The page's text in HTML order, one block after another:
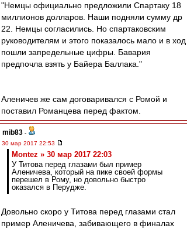
"Немцы официально предложили Спартаку 18
миллионов долларов. Наши подняли сумму др
22. Немцы согласились. Но спартаковским
руководителям и этого показалось мало и в ход
пошли запредельные цифры. Бавария
предпочла взять у Байера Баллака."
Аленичев же сам договаривался с Ромой и
поставил Романцева перед фактом.
mib83 -
30 мар 2017 22:53
Montez » 30 мар 2017 22:03
У Титова перед глазами был пример
Аленичева, который на пике своей формы
перешел в Рому, но довольно быстро
оказался в Перудже.
Довольно скоро у Титова перед глазами стал
пример Аленичева, забивающего в финалах